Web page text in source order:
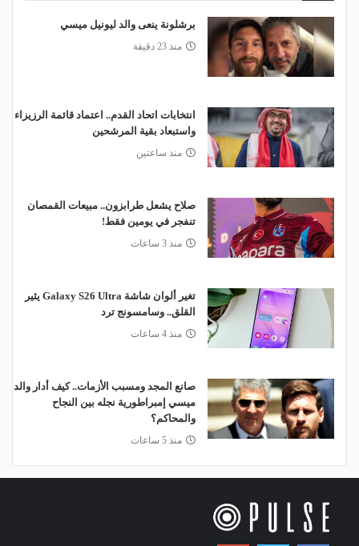
برشلونة ينعى والد ليونيل ميسي
منذ 23 دقيقة
انتخابات اتحاد القدم.. اعتماد قائمة الرزيزاء
واستبعاد بقية المرشحين
منذ ساعتين
صلاح يشعل طرابزون.. مبيعات القمصان
تنفجر في يومين فقط!
منذ 3 ساعات
تغير ألوان شاشة Galaxy S26 Ultra يثير
القلق.. وسامسونج ترد
منذ 4 ساعات
صانع المجد ومسبب الأزمات.. كيف أدار والد
ميسي إمبراطورية نجله بين النجاح
والمحاكم؟
منذ 5 ساعات